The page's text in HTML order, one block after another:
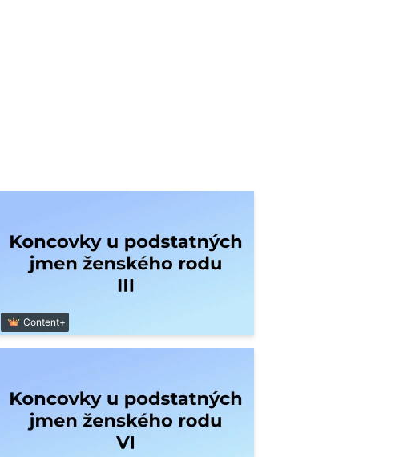
Content+